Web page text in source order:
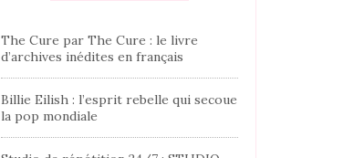
The Cure par The Cure : le livre
d’archives inédites en français
Billie Eilish : l’esprit rebelle qui secoue
la pop mondiale